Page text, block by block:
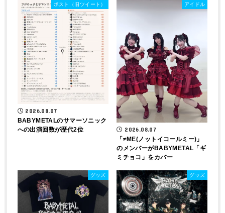
ポスト（旧ツイート）
2026.08.07
BABYMETALのサマーソニック
への出演回数が歴代2位
アイドル
2026.08.07
「≠ME(ノットイコールミー)」
のメンバーがBABYMETAL「ギ
ミチョコ」をカバー
グッズ グッズ